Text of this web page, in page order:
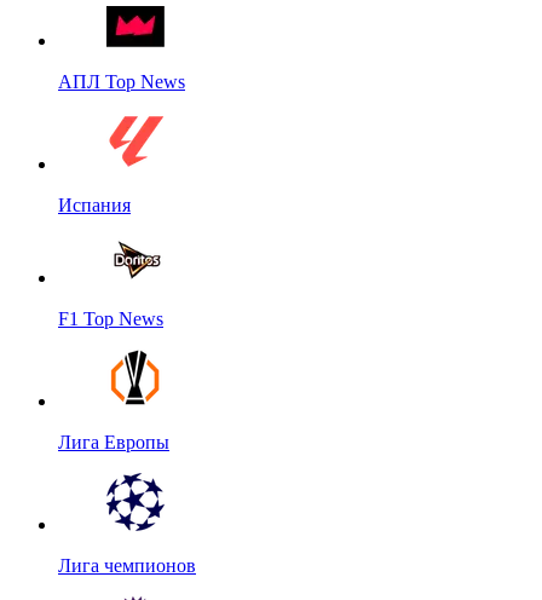
АПЛ Top News
Испания
F1 Top News
Лига Европы
Лига чемпионов